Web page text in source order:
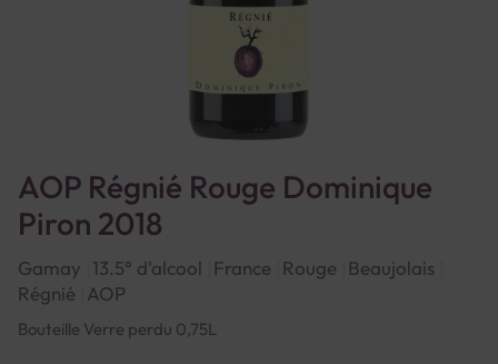
AOP Régnié Rouge Dominique
Piron 2018
Gamay 13.5° d'alcool France Rouge
Beaujolais
Régnié AOP
Bouteille Verre perdu 0,75L